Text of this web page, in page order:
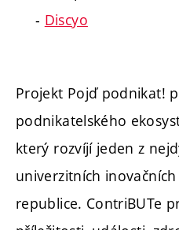
- Discyo
Projekt Pojď podnikat!
podnikatelského
který rozvíjí jeden z
univerzitních
republice. ContriBUTe